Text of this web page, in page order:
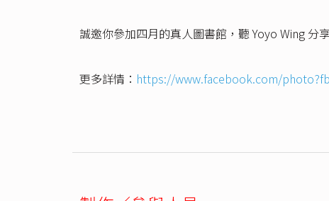
誠邀你參加四月的真人圖書館，聽 Yoyo Wing 分
更多詳情： https://www.facebook.com/